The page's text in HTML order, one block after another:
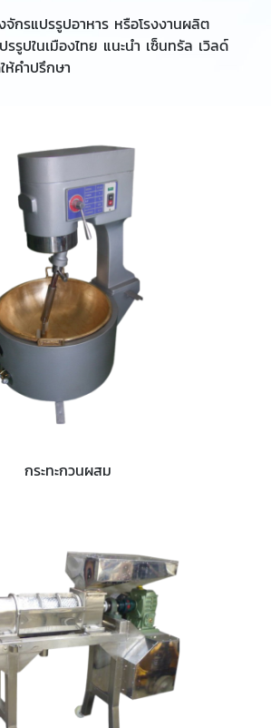
กรแปรรูปอาหาร หรือโรงงานผลิต
รรูปในเมืองไทย แนะนำ เซ็นทรัล เวิลด์
ห้คำปรึกษา
กระทะกวนผสม